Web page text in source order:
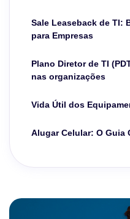
Sale Leaseback de TI:
para Empresas
Plano Diretor de TI
nas organizações
Vida Útil dos
Alugar Celular: O Guia